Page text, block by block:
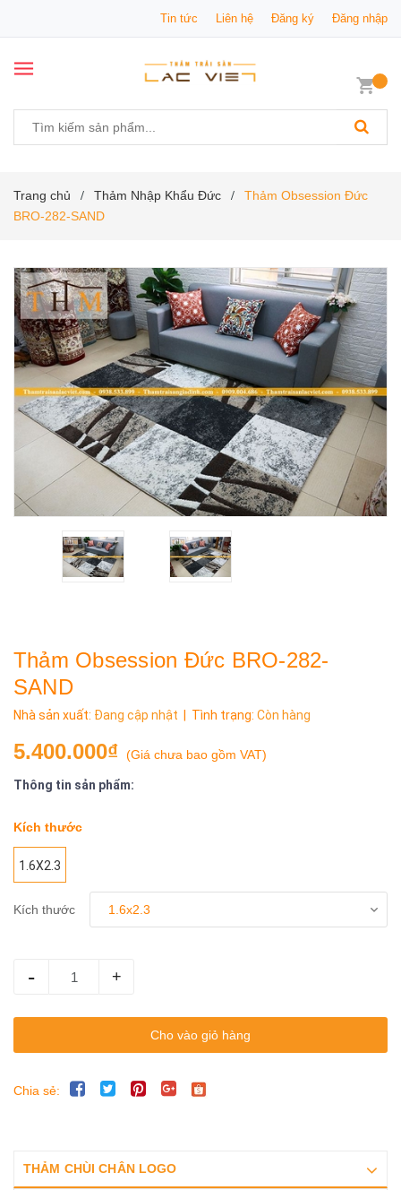
Tin tức Liên hệ Đăng ký Đăng nhập
Trang chủ / Thảm Nhập Khẩu Đức /
Thảm Obsession Đức
BRO-282-SAND
Thảm Obsession Đức BRO-282-
SAND
Nhà sản xuất: Đang cập nhật | Tình trạng: Còn hàng
5.400.000₫ (Giá chưa bao gồm VAT)
Thông tin sản phẩm:
Kích thước
1.6X2.3
Kích thước
- +
Cho vào giỏ hàng
Chia sẻ:
THẢM CHÙI CHÂN LOGO